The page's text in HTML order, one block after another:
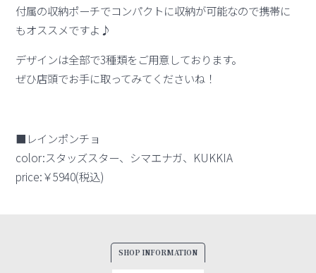
付属の収納ポーチでコンパクトに収納が可能なので携帯に
もオススメですよ♪
デザインは全部で3種類をご用意しております。
ぜひ店頭でお手に取ってみてくださいね！
■レインポンチョ
color:スタッズスター、シマエナガ、KUKKIA
price:￥5940(税込)
SHOP INFORMATION